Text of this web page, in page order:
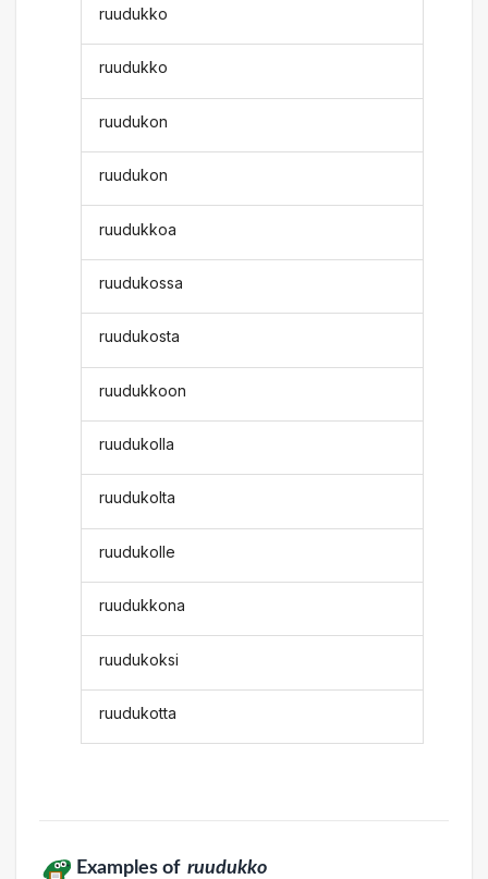
ruudukko
ruudukko
ruudukon
ruudukon
ruudukkoa
ruudukossa
ruudukosta
ruudukkoon
ruudukolla
ruudukolta
ruudukolle
ruudukkona
ruudukoksi
ruudukotta
Examples of ruudukko